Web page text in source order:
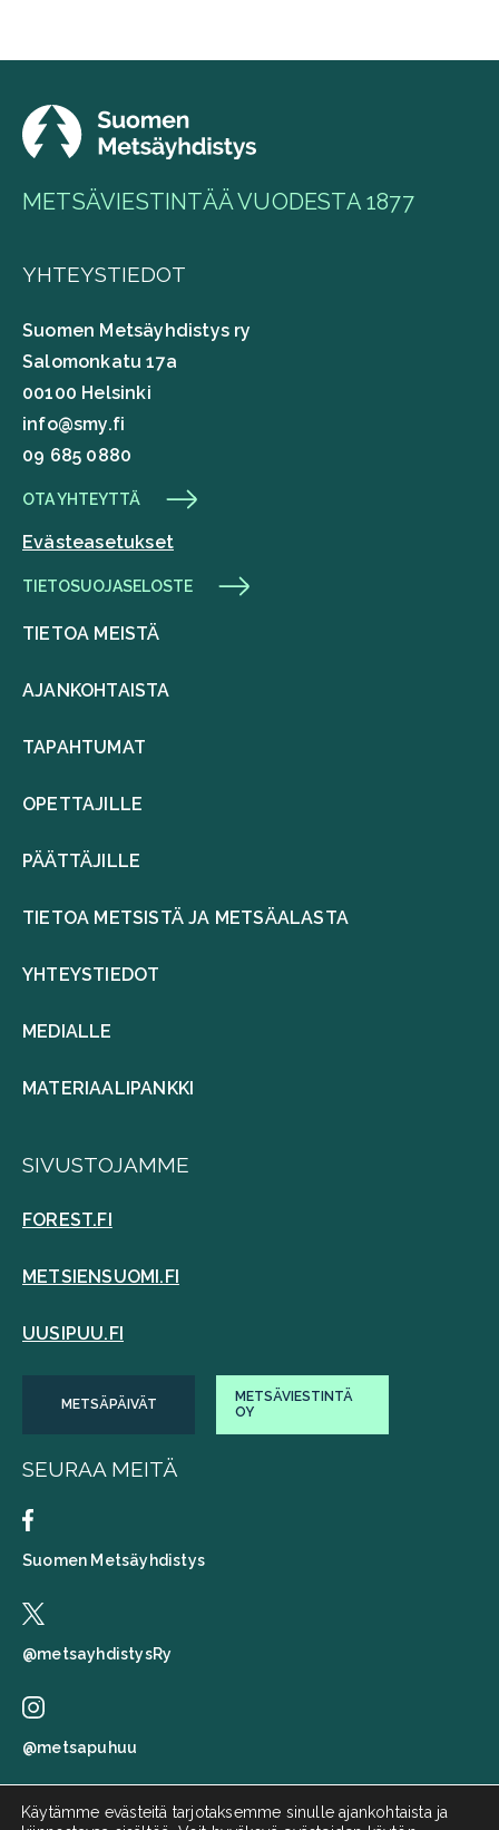
METSÄVIESTINTÄÄ VUODESTA 1877
YHTEYSTIEDOT
Suomen Metsäyhdistys ry
Salomonkatu 17a
00100 Helsinki
info@smy.fi
09 685 0880
OTA YHTEYTTÄ
Evästeasetukset
TIETOSUOJASELOSTE
TIETOA MEISTÄ
AJANKOHTAISTA
TAPAHTUMAT
OPETTAJILLE
PÄÄTTÄJILLE
TIETOA METSISTÄ JA METSÄALASTA
YHTEYSTIEDOT
MEDIALLE
MATERIAALIPANKKI
SIVUSTOJAMME
FOREST.FI
METSIENSUOMI.FI
UUSIPUU.FI
METSÄPÄIVÄT
METSÄVIESTINTÄ
OY
SEURAA MEITÄ
Suomen Metsäyhdistys
@metsayhdistysRy
@metsapuhuu
Käytämme evästeitä tarjotaksemme sinulle ajankohtaista ja